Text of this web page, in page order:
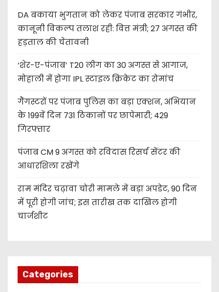
DA बकाया भुगतान को लेकर पंजाब सरकार गंभीर,
कानूनी विकल्प तलाश रही: वित्त मंत्री; 27 अगस्त की
हड़ताल की चेतावनी
‘शेर-ए-पंजाब’ T20 लीग का 30 अगस्त से आगाज,
मोहाली में होगा IPL स्टाइल क्रिकेट का रोमांच
गैंगस्टरों पर पंजाब पुलिस का बड़ा एक्शन, अभियान
के 199वें दिन 731 ठिकानों पर छापेमारी; 429
गिरफ्तार
पंजाब CM 9 अगस्त को रविदास रिसर्च सेंटर की
आधारशिला रखेंगे
राम मंदिर चढ़ावा चोरी मामले में बड़ा अपडेट, 90 दिन
में पूरी होगी जांच; इस तारीख तक दाखिल होगी
चार्जशीट
Categories